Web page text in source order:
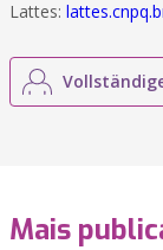
Lattes:
Mais